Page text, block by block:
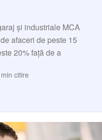
și industriale MCA
afaceri de peste 15
20% față de a
min citire